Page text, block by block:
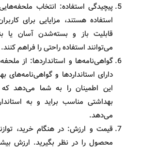
پیچیدگی استفاده: انتخاب
استفاده هستند، مزایایی برای
قابلیت باز و بسته‌شدن آسان یا
می‌توانند استفاده راحتی را فراهم کنند.
گواهی‌نامه‌ها و استانداردها: از
دارای استانداردها و گواهی‌نامه‌های
این اطمینان را به شما می‌دهد
بهداشتی مناسب براید و به
می‌دهد.
قیمت و ارزش: در هنگام خرید،
محصول را در نظر بگیرید. ارزش